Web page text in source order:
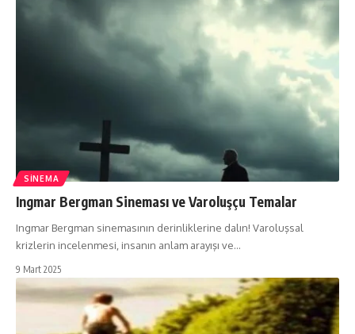
SINEMA
Ingmar Bergman Sineması ve Varoluşçu Temalar
Ingmar Bergman sinemasının derinliklerine dalın! Varoluşsal
krizlerin incelenmesi, insanın anlam arayışı ve…
9 Mart 2025